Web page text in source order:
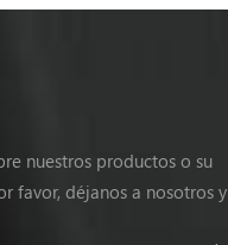
nuestros productos o su
favor, déjanos a nosotros y